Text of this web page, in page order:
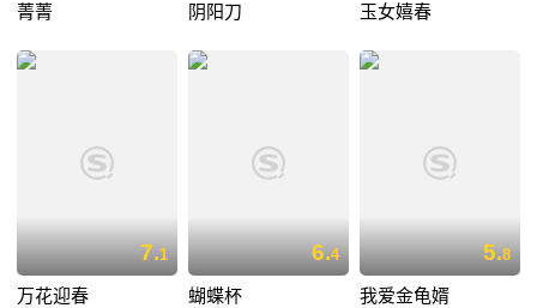
菁菁 阴阳刀 玉女嬉春
7.1
万花迎春
6.4
蝴蝶杯
5.8
我爱金龟婿